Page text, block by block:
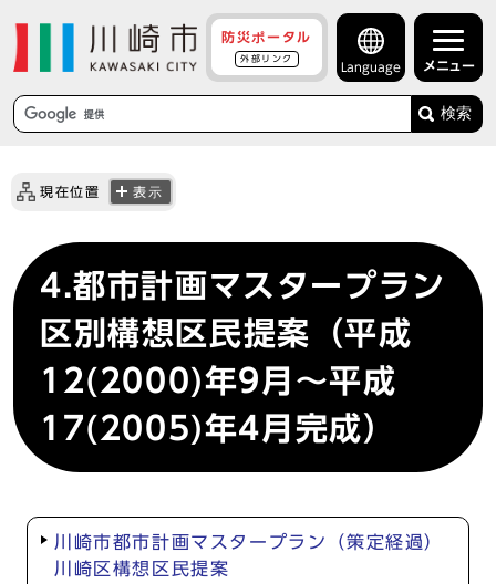
防災ポータル
外部リンク
Language メニュー
検索
現在位置 表示
4.都市計画マスタープラン
区別構想区民提案（平成
12(2000)年9月～平成
17(2005)年4月完成）
川崎市都市計画マスタープラン（策定経過）
川崎区構想区民提案